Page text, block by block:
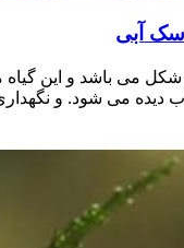
آبی
می باشد و این گیاه
دیده می شود. و نگهداری